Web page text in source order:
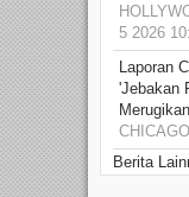
5 2026
Laporan
'Jebakan
Merugikan
Berita